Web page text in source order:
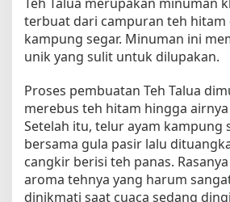
terbuat dari campuran teh hitam
kampung segar. Minuman ini
unik yang sulit untuk dilupakan.
Proses pembuatan Teh Talua
merebus teh hitam hingga
Setelah itu, telur ayam kampung
bersama gula pasir lalu
cangkir berisi teh panas.
aroma tehnya yang harum
dinikmati saat cuaca sedang